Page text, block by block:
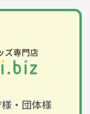
・団体様